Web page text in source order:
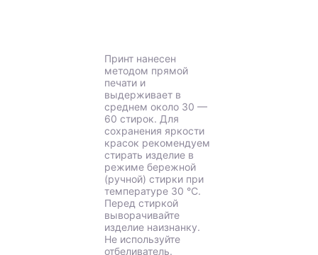
Принт нанесен
методом прямой
печати и
выдерживает в
среднем около 30 —
60 стирок. Для
сохранения яркости
красок рекомендуем
стирать изделие в
режиме бережной
(ручной) стирки при
температуре 30 °C.
Перед стиркой
выворачивайте
изделие наизнанку.
Не используйте
отбеливатель.